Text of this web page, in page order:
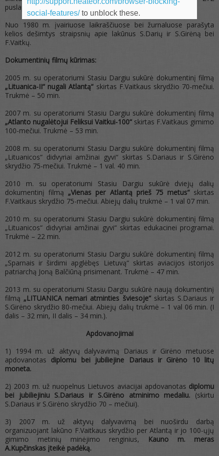
puslapiai, 468 fotoreprodukcijos. Tiražas-1500 vnt.
Nuo 1980 m. įvairiuose laikraščiuose bei žurnaluose parašyta
kelios dešimtys straipsnių apie lakūnus S.Darių ir S.Girėną bei
F.Vaitkų.
Dokumentinių filmų kūrimas:
2005 m. su operatoriumi Stasiu Dargiu sukūrė dokumentinį filmą
„Lituanica-II“ nugali Atlantą“ skirtas F.Vaitkaus skrydžio 70-mečiui.
Trukmė – 50 min.
2007 m. su operatoriumi Stasiu Dargiu sukūrė dokumentinį filmą
„Atlanto nugalėtojui Feliksui Vaitkui-100“ skirtas F.Vaitkaus gimimo
100-mečiui. Trukmė – 53 min.
2008 m. su operatoriumi Stasiu Dargiu sukūrė dokumentinį filmą
„Lituanicos“ didvyriai amžinai gyvi“ skirtas S.Dariaus ir S.Girėno
skrydžio 75-mečiui. Trukmė – 1 val. 40 min.
2010 m. su operatoriumi Stasiu Dargiu sukūrė dviejų dalių
dokumentinį filmą „Vienas per Atlantą prieš 75 metus“ skirtas
F.Vaitkaus skrydžio 75-mečiui. Abiejų dalių trukmė – 1 val 07 min.
2010 m. su operatoriumi Stasiu Dargiu sukūrė dokumentinį filmą
„Lituanicos“ didvyriai amžinai gyvi“ skirtas edukacinei programai.
Trukmė – 22 min.
2012 m. su operatoriumi Stasiu Dargiu sukūrė dokumentinį filmą
„Sparnais ir širdimi apglėbęs Lietuvą“ skirtas aviacijos istorijos
patriarchą Joną Balčiūną prisimenant. Trukmė – 47 min.
2013 m. su operatoriumi Stasiu Dargiu sukūrė naują dokumentinį
filmą „LITUANICA nemari atminties šviesoje“ skirtas S.Dariaus ir
S.Girėno skrydžio 80-mečiui. Abiejų dalių trukmė – 1 val 06 min. (I
dalis – 32 min, II dalis – 34 min.).
Apdovanojimai
1) 1994 m. už aktyvų dalyvavimą Dariaus ir Girėno metuose
apdovanotas diplomu bei jubiliejine Dariaus ir Girėno 10 litų
moneta.
2) 2003 m. už nuopelnus Lietuvos aviacijai apdovanotas diplomu
bei jubiliejiniu S.Dariaus ir S.Girėno atminimo medaliu. (skirtu
S.Dariaus ir S.Girėno skrydžio 70 – mečiui).
3) 2007 m. už aktyvų dalyvavimą bei nuoširdu darbą
organizuojant lakūno F.Vaitkaus skrydžio per Atlantą ir jo 100-ųjų
gimimo metinių minėjimo renginius,
Kauno m. meras
A.Kupčinskas įteikė padėką.
social-features/to unblock these.